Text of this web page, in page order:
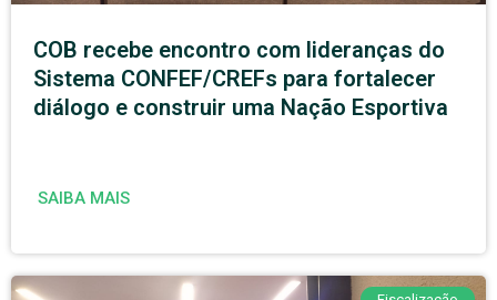
COB recebe encontro com lideranças do
Sistema CONFEF/CREFs para fortalecer
diálogo e construir uma Nação Esportiva
SAIBA MAIS